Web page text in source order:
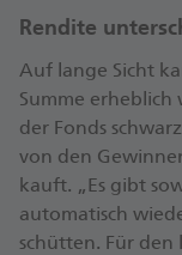
Ren­di­te
Auf lange Sicht
Summe er­heb­lich
der Fonds
von den
kauft. „Es gibt
au­to­ma­tisch
schüt­ten. Für